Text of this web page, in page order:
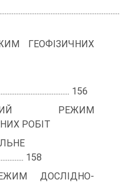
ГЕОФІЗИЧНИХ
156
РЕЖИМ
РОБІТ
158
ДОСЛІДНО-